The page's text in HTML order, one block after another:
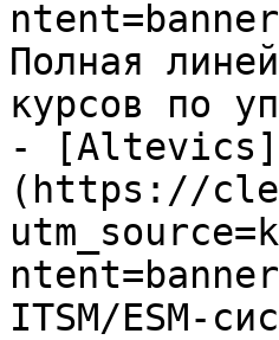
Полная
курсов по
- [Altevics]
(https://
ITSM/ESM-